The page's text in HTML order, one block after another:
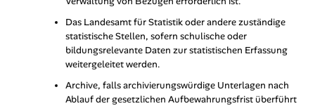
Das Landesamt für Statistik oder andere zuständige
statistische Stellen, sofern schulische oder
bildungsrelevante Daten zur statistischen Erfassung
weitergeleitet werden.
Archive, falls archivierungswürdige Unterlagen nach
Ablauf der gesetzlichen Aufbewahrungsfrist überführt